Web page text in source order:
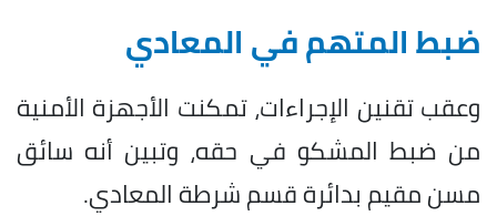
ضبط المتهم في المعادي
وعقب تقنين الإجراءات، تمكنت الأجهزة الأمنية
من ضبط المشكو في حقه، وتبين أنه سائق
مسن مقيم بدائرة قسم شرطة المعادي.